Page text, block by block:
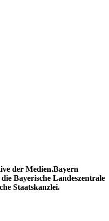
der Medien.Bayern
Bayerische Landeszentrale
Staatskanzlei.